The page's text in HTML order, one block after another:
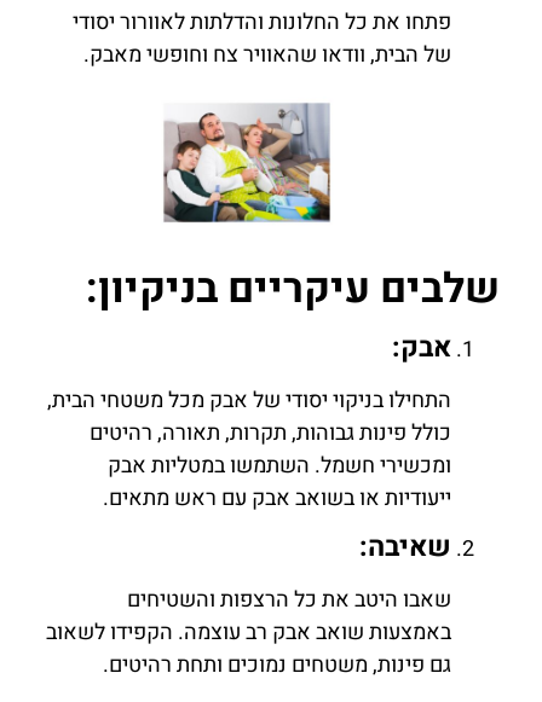
פתחו את כל החלונות והדלתות לאוורור יסודי
של הבית, וודאו שהאוויר צח וחופשי מאבק.
שלבים עיקריים בניקיון:
אבק:
התחילו בניקוי יסודי של אבק מכל משטחי הבית,
כולל פינות גבוהות, תקרות, תאורה, רהיטים
ומכשירי חשמל. השתמשו במטליות אבק
ייעודיות או בשואב אבק עם ראש מתאים.
שאיבה:
שאבו היטב את כל הרצפות והשטיחים
באמצעות שואב אבק רב עוצמה. הקפידו לשאוב
גם פינות, משטחים נמוכים ותחת רהיטים.